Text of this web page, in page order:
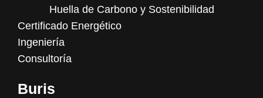
Huella de Carbono y Sostenibilidad
Certificado Energético
Ingeniería
Consultoría
Buris